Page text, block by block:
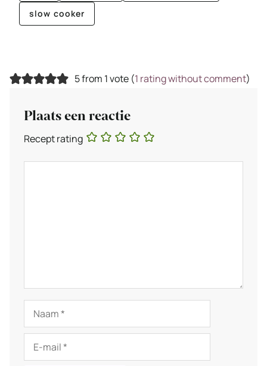
slow cooker
5 from 1 vote (1 rating without comment)
Plaats een reactie
Recept rating
Naam
mail